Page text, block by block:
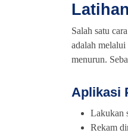
Salah satu
adalah melalui
menurun.
Aplikasi
Lakukan
Rekam